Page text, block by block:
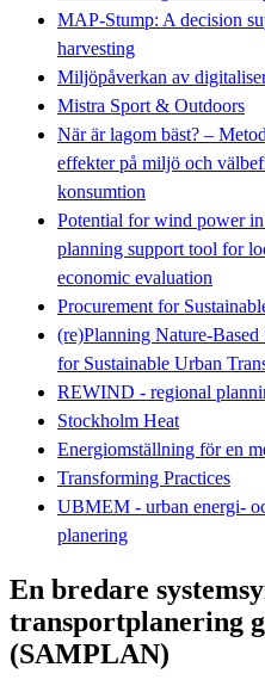
MAP-Stump: A decision
harvesting
Miljöpåverkan av
Mistra Sport & Outdoors
När är lagom bäst? –
effekter på miljö och
konsumtion
Potential for wind power
planning support tool for
economic evaluation
Procurement for
(re)Planning Nature-
for Sustainable Urban
REWIND - regional
Stockholm Heat
Energiomställning för en
Transforming Practices
UBMEM - urban energi-
planering
En bredare
transportplanering
(SAMPLAN)